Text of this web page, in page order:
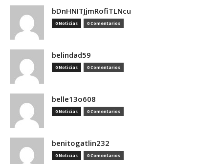
bDnHNITJjmRofiTLNcu
0 Noticias 0 Comentarios
belindad59
0 Noticias 0 Comentarios
belle13o608
0 Noticias 0 Comentarios
benitogatlin232
0 Noticias 0 Comentarios